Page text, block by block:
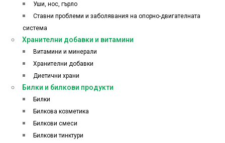
Уши, нос, гърло
Ставни проблеми и заболявания на опорно-двигателната
система
Хранителни добавки и витамини
Витамини и минерали
Хранителни добавки
Диетични храни
Билки и билкови продукти
Билки
Билкова козметика
Билкови смеси
Билкови тинктури